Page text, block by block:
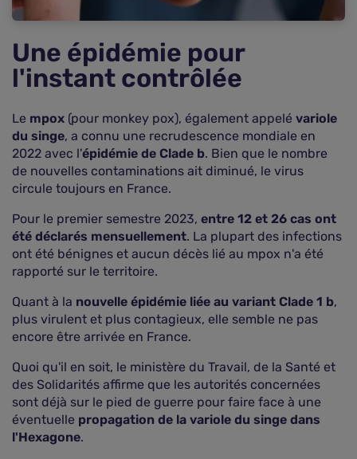
Une épidémie pour
l'instant contrôlée
Le mpox (pour monkey pox), également appelé variole
du singe, a connu une recrudescence mondiale en
2022 avec l'épidémie de Clade b. Bien que le nombre
de nouvelles contaminations ait diminué, le virus
circule toujours en France.
Pour le premier semestre 2023, entre 12 et 26 cas ont
été déclarés mensuellement. La plupart des infections
ont été bénignes et aucun décès lié au mpox n'a été
rapporté sur le territoire.
Quant à la nouvelle épidémie liée au variant Clade 1 b,
plus virulent et plus contagieux, elle semble ne pas
encore être arrivée en France.
Quoi qu'il en soit, le ministère du Travail, de la Santé et
des Solidarités affirme que les autorités concernées
sont déjà sur le pied de guerre pour faire face à une
éventuelle propagation de la variole du singe dans
l'Hexagone.